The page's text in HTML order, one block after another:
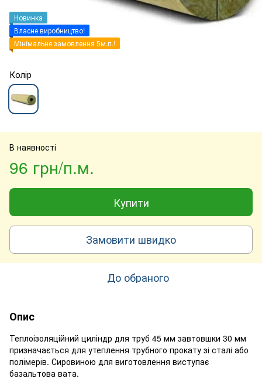
Новинка
Власне виробництво!
Мінімальне замовлення 5м.п.!
Колір
В наявності
96 грн/п.м.
Купити
Замовити швидко
До обраного
Опис
Теплоізоляційний циліндр для труб 45 мм завтовшки 30 мм
призначається для утеплення трубного прокату зі сталі або
полімерів. Сировиною для виготовлення виступає
базальтова вата.